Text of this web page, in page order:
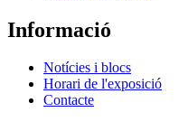
Informació
Notícies i blocs
Horari de l'exposició
Contacte